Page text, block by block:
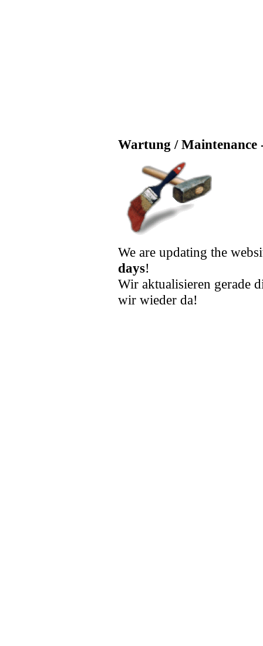
Wartung / Maintenance
We are updating the
days!
Wir aktualisieren gerade
wir wieder da!